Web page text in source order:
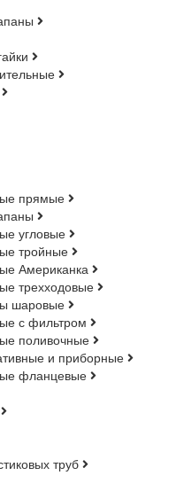
прямые
угловые
тройные
Американка
трехходовые
шаровые
с фильтром
поливочные
и приборные
фланцевые
труб